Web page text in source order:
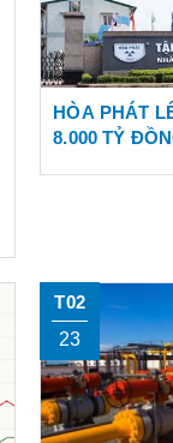
HÒA PHÁT
8.000 TỶ
T02
23